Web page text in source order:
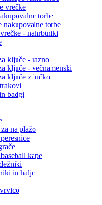
vrečke
torbe
nakupovalne torbe
- nahrbtniki
ključe - razno
ključe - večnamenski
ključe z lučko
badgi
na plažo
kape
in halje